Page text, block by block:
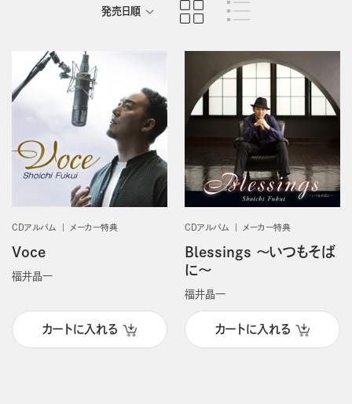
発売日順
CDアルバム メーカー特典
Voce
福井晶一
カートに入れる
CDアルバム メーカー特典
Blessings ～いつもそば
に～
福井晶一
カートに入れる